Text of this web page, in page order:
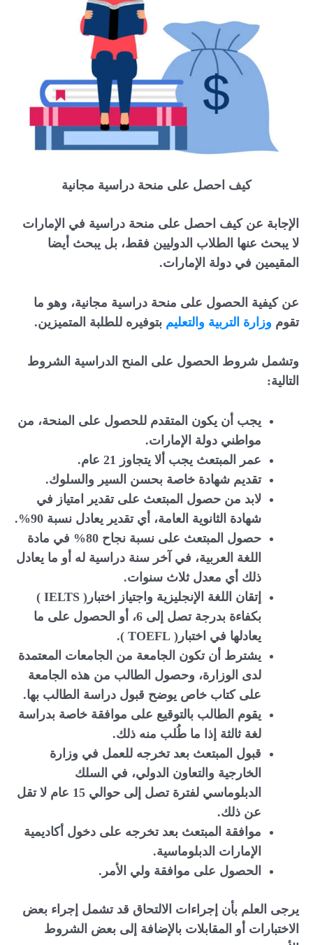
كيف احصل على منحة دراسية مجانية
الإجابة عن كيف احصل على منحة دراسية في الإمارات
لا يبحث عنها الطلاب الدوليين فقط، بل يبحث أيضا
المقيمين في دولة الإمارات.
عن كيفية الحصول على منحة دراسية مجانية، وهو ما
تقوم وزارة التربية والتعليم بتوفيره للطلبة المتميزين.
وتشمل شروط الحصول على المنح الدراسية الشروط
التالية:
يجب أن يكون المتقدم للحصول على المنحة، من
مواطني دولة الإمارات.
عمر المبتعث يجب ألا يتجاوز 21 عام.
تقديم شهادة خاصة بحسن السير والسلوك.
لابد من حصول المبتعث على تقدير امتياز في
شهادة الثانوية العامة، أي تقدير يعادل نسبة 90%.
حصول المبتعث على نسبة نجاح 80% في مادة
اللغة العربية، في آخر سنة دراسية له أو ما يعادل
ذلك أي معدل ثلاث سنوات.
إتقان اللغة الإنجليزية واجتياز اختبار( IELTS )
بكفاءة بدرجة تصل إلى 6، أو الحصول على ما
يعادلها في اختبار( TOEFL ).
يشترط أن تكون الجامعة من الجامعات المعتمدة
لدى الوزارة، وحصول الطالب من هذه الجامعة
على كتاب خاص يوضح قبول دراسة الطالب بها.
يقوم الطالب بالتوقيع على موافقة خاصة بدراسة
لغة ثالثة إذا ما طُلب منه ذلك.
قبول المبتعث بعد تخرجه للعمل في وزارة
الخارجية والتعاون الدولي، في السلك
الدبلوماسي لفترة تصل إلى حوالي 15 عام لا تقل
عن ذلك.
موافقة المبتعث بعد تخرجه على دخول أكاديمية
الإمارات الدبلوماسية.
الحصول على موافقة ولي الأمر.
يرجى العلم بأن إجراءات الالتحاق قد تشمل إجراء بعض
الاختبارات أو المقابلات بالإضافة إلى بعض الشروط